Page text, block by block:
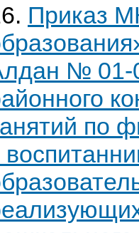
Приказ
№ 01-
по